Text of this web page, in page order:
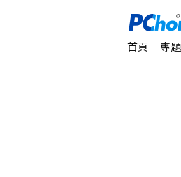
首頁 專題